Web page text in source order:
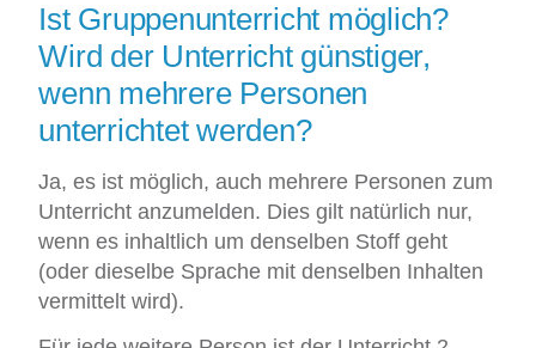
Ist Gruppenunterricht möglich?
Wird der Unterricht günstiger,
wenn mehrere Personen
unterrichtet werden?
Ja, es ist möglich, auch mehrere Personen zum
Unterricht anzumelden. Dies gilt natürlich nur,
wenn es inhaltlich um denselben Stoff geht
(oder dieselbe Sprache mit denselben Inhalten
vermittelt wird).